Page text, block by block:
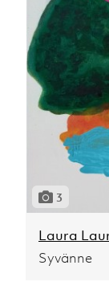
3
Laura
Syvänne